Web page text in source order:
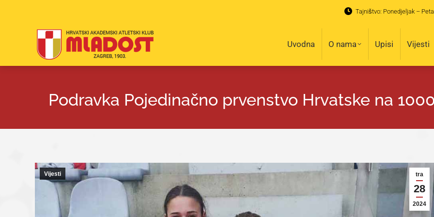
Tajništvo: Ponedjeljak –
Uvodna O nama Upisi Vijesti
Podravka Pojedinačno prvenstvo Hrvatske na
tra
28
2024
Vijesti
O nama Upisi Vijesti